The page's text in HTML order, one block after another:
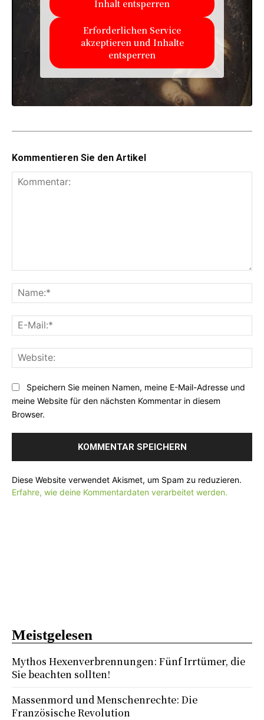
Inhalt entsperren
Erforderlichen Service
akzeptieren und Inhalte
entsperren
Kommentieren Sie den Artikel
m
m
n
t
:
a
m
:
*
-
M
ie
Speichern Sie meinen Namen, meine E-Mail-Adresse und
meine Website für den nächsten Kommentar in diesem
Browser.
Diese Website verwendet Akismet, um Spam zu reduzieren.
Erfahre, wie deine Kommentardaten verarbeitet werden.
Meistgelesen
Mythos Hexenverbrennungen: Fünf Irrtümer, die
Sie beachten sollten!
Massenmord und Menschenrechte: Die
Französische Revolution